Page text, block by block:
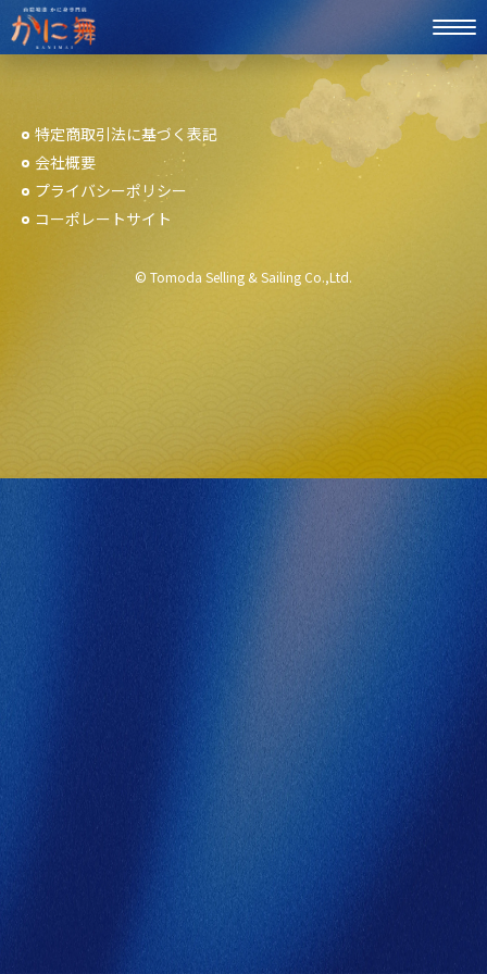
特定商取引法に基づく表記
会社概要
プライバシーポリシー
コーポレートサイト
© Tomoda Selling & Sailing Co.,Ltd.